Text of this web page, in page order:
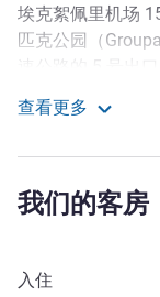
描述
埃克絮佩里机场
匹克公园（
园 20 分钟路程，
程。
您的光临。快来
查看更多
我们的客房
预订此酒店
入住